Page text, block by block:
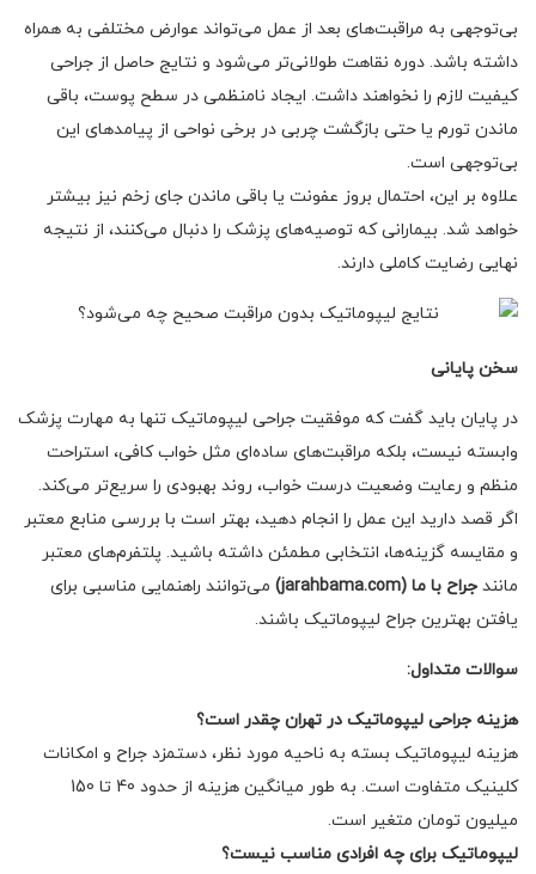
بی‌توجهی به مراقبت‌های بعد از عمل می‌تواند عوارض مختلفی به همراه
داشته باشد. دوره نقاهت طولانی‌تر می‌شود و نتایج حاصل از جراحی
کیفیت لازم را نخواهند داشت. ایجاد نامنظمی در سطح پوست، باقی
ماندن تورم یا حتی بازگشت چربی در برخی نواحی از پیامدهای این
بی‌توجهی است.
علاوه بر این، احتمال بروز عفونت یا باقی ماندن جای زخم نیز بیشتر
خواهد شد. بیمارانی که توصیه‌های پزشک را دنبال می‌کنند، از نتیجه
نهایی رضایت کاملی دارند.
سخن پایانی
در پایان باید گفت که موفقیت جراحی لیپوماتیک تنها به مهارت پزشک
وابسته نیست، بلکه مراقبت‌های ساده‌ای مثل خواب کافی، استراحت
منظم و رعایت وضعیت درست خواب، روند بهبودی را سریع‌تر می‌کند.
اگر قصد دارید این عمل را انجام دهید، بهتر است با بررسی منابع معتبر
و مقایسه گزینه‌ها، انتخابی مطمئن داشته باشید. پلتفرم‌های معتبر
مانند جراح با ما (jarahbama.com)
می‌توانند راهنمایی مناسبی برای
یافتن بهترین جراح لیپوماتیک باشند.
سوالات متداول:
هزینه جراحی لیپوماتیک در تهران چقدر است؟
هزینه لیپوماتیک بسته به ناحیه مورد نظر، دستمزد جراح و امکانات
کلینیک متفاوت است. به طور میانگین هزینه از حدود 40 تا 150
میلیون تومان متغیر است.
لیپوماتیک برای چه افرادی مناسب نیست؟